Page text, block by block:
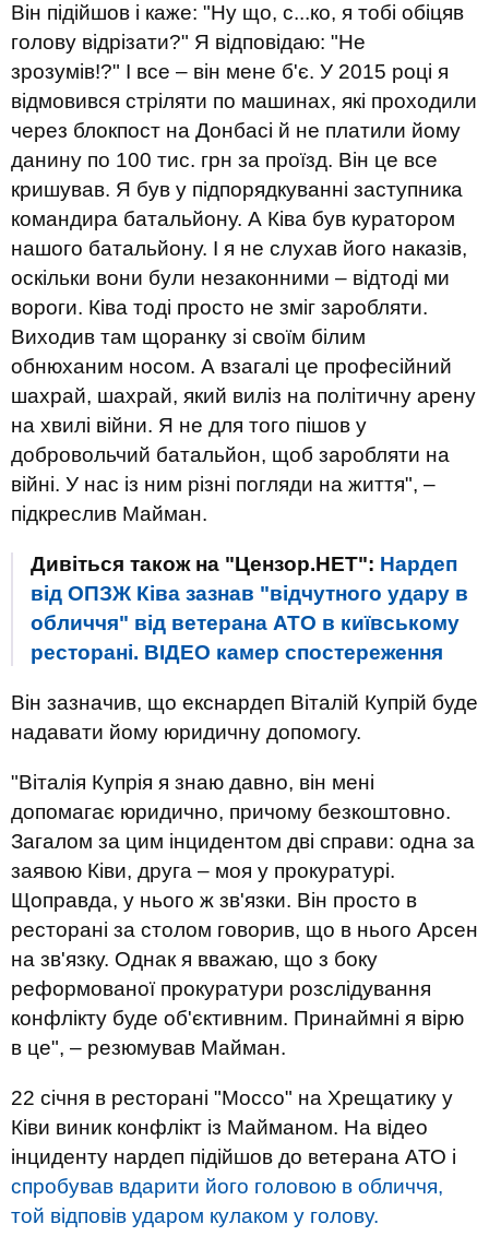
Він підійшов і каже: "Ну що, с...ко, я тобі обіцяв
голову відрізати?" Я відповідаю: "Не
зрозумів!?" І все – він мене б'є. У 2015 році я
відмовився стріляти по машинах, які проходили
через блокпост на Донбасі й не платили йому
данину по 100 тис. грн за проїзд. Він це все
кришував. Я був у підпорядкуванні заступника
командира батальйону. А Ківа був куратором
нашого батальйону. І я не слухав його наказів,
оскільки вони були незаконними – відтоді ми
вороги. Ківа тоді просто не зміг заробляти.
Виходив там щоранку зі своїм білим
обнюханим носом. А взагалі це професійний
шахрай, шахрай, який виліз на політичну арену
на хвилі війни. Я не для того пішов у
добровольчий батальйон, щоб заробляти на
війні. У нас із ним різні погляди на життя", –
підкреслив Майман.
Дивіться також на "Цензор.НЕТ": Нардеп
від ОПЗЖ Ківа зазнав "відчутного удару в
обличчя" від ветерана АТО в київському
ресторані. ВIДЕО камер спостереження
Він зазначив, що екснардеп Віталій Купрій буде
надавати йому юридичну допомогу.
"Віталія Купрія я знаю давно, він мені
допомагає юридично, причому безкоштовно.
Загалом за цим інцидентом дві справи: одна за
заявою Ківи, друга – моя у прокуратурі.
Щоправда, у нього ж зв'язки. Він просто в
ресторані за столом говорив, що в нього Арсен
на зв'язку. Однак я вважаю, що з боку
реформованої прокуратури розслідування
конфлікту буде об'єктивним. Принаймні я вірю
в це", – резюмував Майман.
22 січня в ресторані "Моссо" на Хрещатику у
Ківи виник конфлікт із Майманом. На відео
інциденту нардеп підійшов до ветерана АТО і
спробував вдарити його головою в обличчя,
той відповів ударом кулаком у голову.